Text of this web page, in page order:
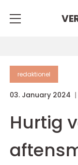
redaktionel
03. January 2024
Hurtig